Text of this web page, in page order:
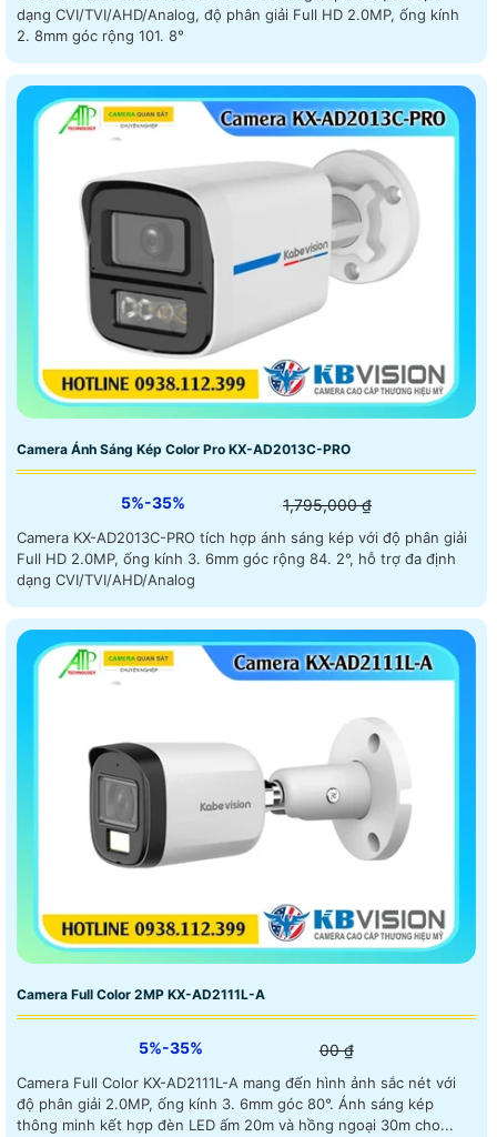
dạng CVI/TVI/AHD/Analog, độ phân giải Full HD 2.0MP, ống kính
2. 8mm góc rộng 101. 8°
Camera Ánh Sáng Kép Color Pro KX-AD2013C-PRO
5%-35% 1,795,000 ₫
Camera KX-AD2013C-PRO tích hợp ánh sáng kép với độ phân giải
Full HD 2.0MP, ống kính 3. 6mm góc rộng 84. 2°, hỗ trợ đa định
dạng CVI/TVI/AHD/Analog
Camera Full Color 2MP KX-AD2111L-A
5%-35% 00 ₫
Camera Full Color KX-AD2111L-A mang đến hình ảnh sắc nét với
độ phân giải 2.0MP, ống kính 3. 6mm góc 80°. Ánh sáng kép
thông minh kết hợp đèn LED ấm 20m và hồng ngoại 30m cho...